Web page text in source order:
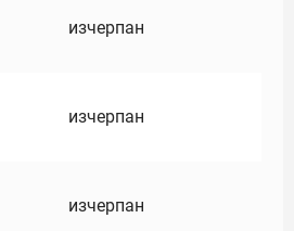
изчерпан
изчерпан
изчерпан